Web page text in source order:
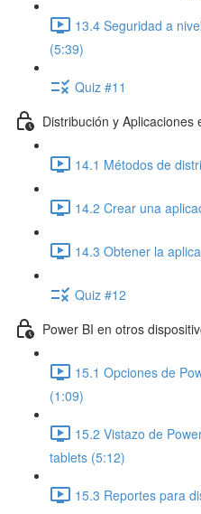
13.4 Seguridad a
(5:39)
Quiz #11
Distribución y Aplicaciones
14.1 Métodos de
14.2 Crear una
14.3 Obtener la
Quiz #12
Power BI en otros
15.1 Opciones de
(1:09)
15.2 Vistazo de
tablets (5:12)
15.3 Reportes para